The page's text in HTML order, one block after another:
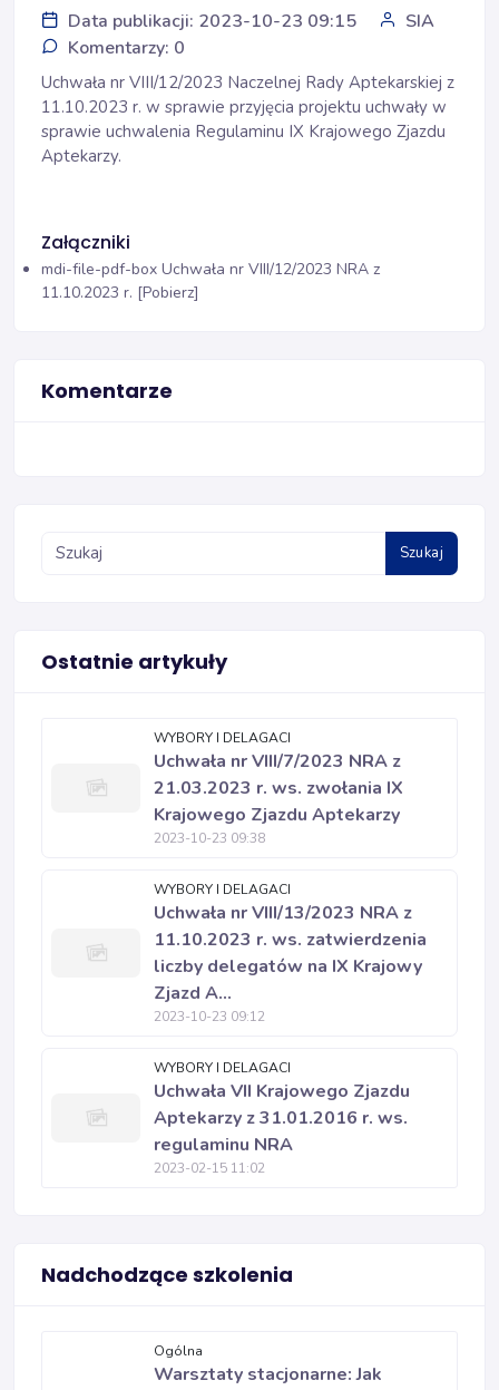
Data publikacji: 2023-10-23 09:15
SIA
Komentarzy: 0
Uchwała nr VIII/12/2023 Naczelnej Rady Aptekarskiej z
11.10.2023 r. w sprawie przyjęcia projektu uchwały w
sprawie uchwalenia Regulaminu IX Krajowego Zjazdu
Aptekarzy.
Załączniki
mdi-file-pdf-box Uchwała nr VIII/12/2023 NRA z
11.10.2023 r. [Pobierz]
Komentarze
Szukaj
Ostatnie artykuły
WYBORY I DELAGACI
Uchwała nr VIII/7/2023 NRA z
21.03.2023 r. ws. zwołania IX
Krajowego Zjazdu Aptekarzy
2023-10-23 09:38
WYBORY I DELAGACI
Uchwała nr VIII/13/2023 NRA z
11.10.2023 r. ws. zatwierdzenia
liczby delegatów na IX Krajowy
Zjazd A...
2023-10-23 09:12
WYBORY I DELAGACI
Uchwała VII Krajowego Zjazdu
Aptekarzy z 31.01.2016 r. ws.
regulaminu NRA
2023-02-15 11:02
Nadchodzące szkolenia
Ogólna
Warsztaty stacjonarne: Jak